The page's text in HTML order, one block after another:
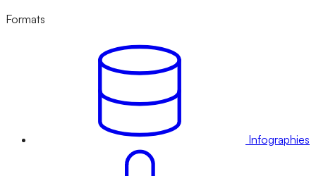
Formats
Infographies